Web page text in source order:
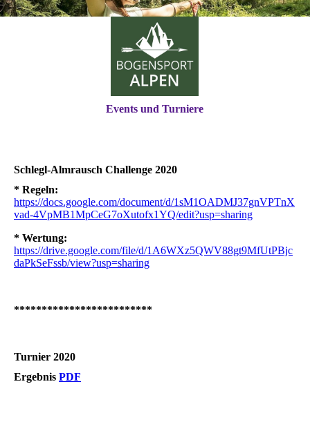
Events und Turniere
Schlegl-Almrausch Challenge 2020
* Regeln:
https://docs.google.com/document/d/1sM1OADMJ37gnVPTnX
vad-4VpMB1MpCeG7oXutofx1YQ/edit?usp=sharing
* Wertung:
https://drive.google.com/file/d/1A6WXz5QWV88gt9MfUtPBjc
daPkSeFssb/view?usp=sharing
*************************
Turnier 2020
Ergebnis PDF